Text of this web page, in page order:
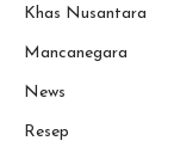
Khas Nusantara
Mancanegara
News
Resep